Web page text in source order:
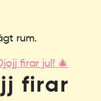
rum.
firar jul! 🎄
firar